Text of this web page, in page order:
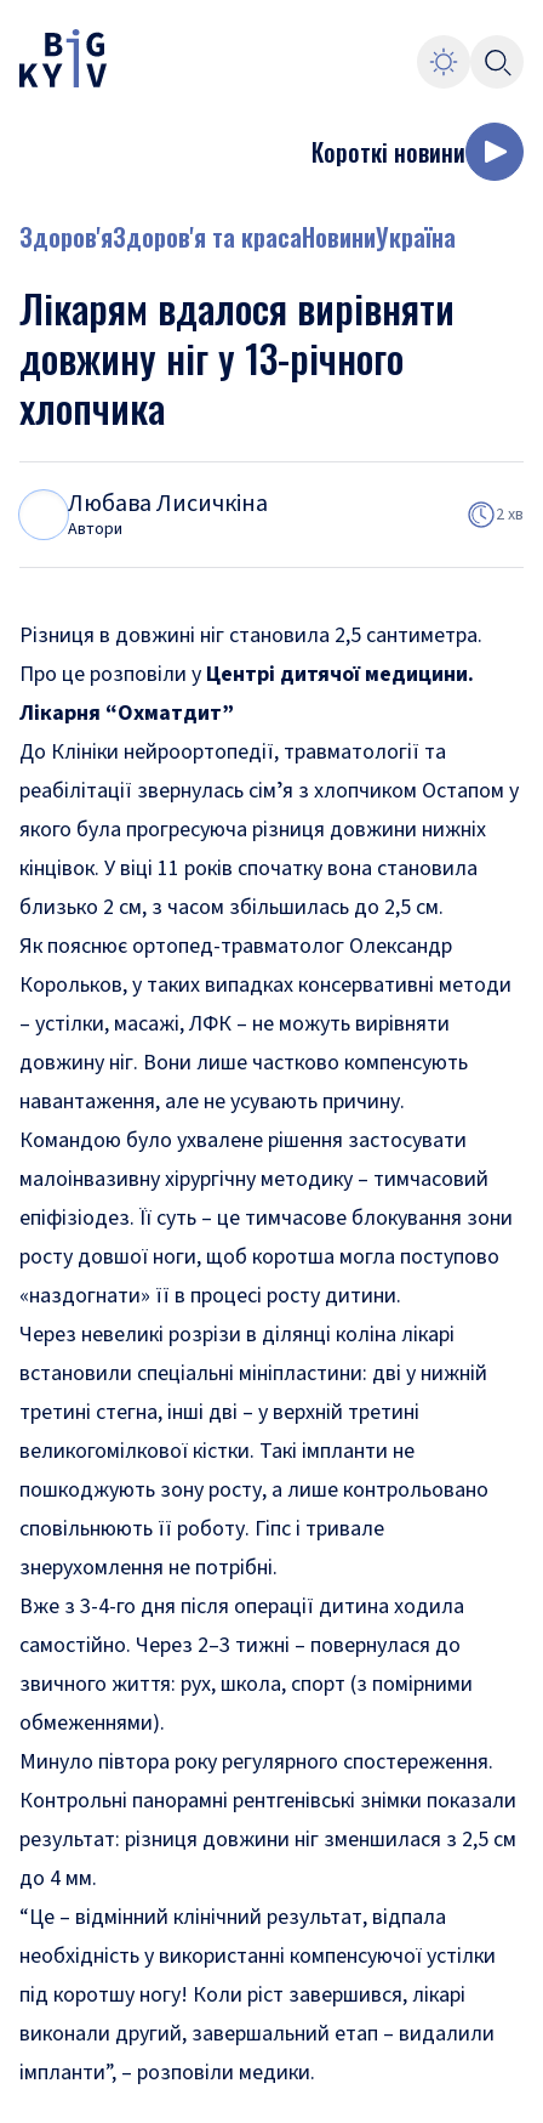
Короткі новини
Здоров'яЗдоров'я та красаНовиниУкраїна
Лікарям вдалося вирівняти
довжину ніг у 13-річного
хлопчика
Любава Лисичкіна
Автори
2 хв
Різниця в довжині ніг становила 2,5 сантиметра.
Про це розповіли у Центрі дитячої медицини.
Лікарня “Охматдит”
До Клініки нейроортопедії, травматології та
реабілітації звернулась сімʼя з хлопчиком Остапом у
якого була прогресуюча різниця довжини нижніх
кінцівок. У віці 11 років спочатку вона становила
близько 2 см, з часом збільшилась до 2,5 см.
Як пояснює ортопед-травматолог Олександр
Корольков, у таких випадках консервативні методи
– устілки, масажі, ЛФК – не можуть вирівняти
довжину ніг. Вони лише частково компенсують
навантаження, але не усувають причину.
Командою було ухвалене рішення застосувати
малоінвазивну хірургічну методику – тимчасовий
епіфізіодез. Її суть – це тимчасове блокування зони
росту довшої ноги, щоб коротша могла поступово
«наздогнати» її в процесі росту дитини.
Через невеликі розрізи в ділянці коліна лікарі
встановили спеціальні мініпластини: дві у нижній
третині стегна, інші дві – у верхній третині
великогомілкової кістки. Такі імпланти не
пошкоджують зону росту, а лише контрольовано
сповільнюють її роботу. Гіпс і тривале
знерухомлення не потрібні.
Вже з 3-4-го дня після операції дитина ходила
самостійно. Через 2–3 тижні – повернулася до
звичного життя: рух, школа, спорт (з помірними
обмеженнями).
Минуло півтора року регулярного спостереження.
Контрольні панорамні рентгенівські знімки показали
результат: різниця довжини ніг зменшилася з 2,5 см
до 4 мм.
“Це – відмінний клінічний результат, відпала
необхідність у використанні компенсуючої устілки
під коротшу ногу! Коли ріст завершився, лікарі
виконали другий, завершальний етап – видалили
імпланти”, – розповіли медики.